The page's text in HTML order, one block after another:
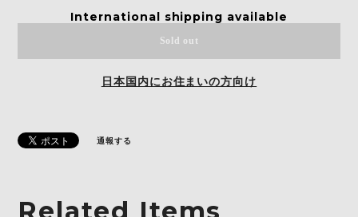
International shipping available
Sold out
日本国内にお住まいの方向け
通報する